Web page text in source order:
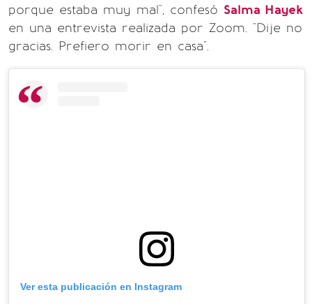
porque estaba muy mal", confesó Salma Hayek
en una entrevista realizada por Zoom. "Dije no
gracias. Prefiero morir en casa".
Ver esta publicación en Instagram